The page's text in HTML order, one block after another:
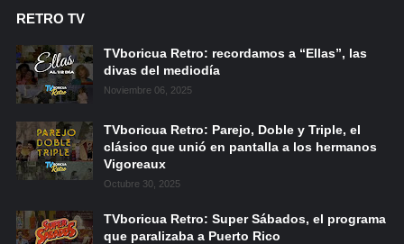
RETRO TV
TVboricua Retro: recordamos a “Ellas”, las
divas del mediodía
Noviembre 06, 2025
TVboricua Retro: Parejo, Doble y Triple, el
clásico que unió en pantalla a los hermanos
Vigoreaux
Octubre 30, 2025
TVboricua Retro: Super Sábados, el programa
que paralizaba a Puerto Rico